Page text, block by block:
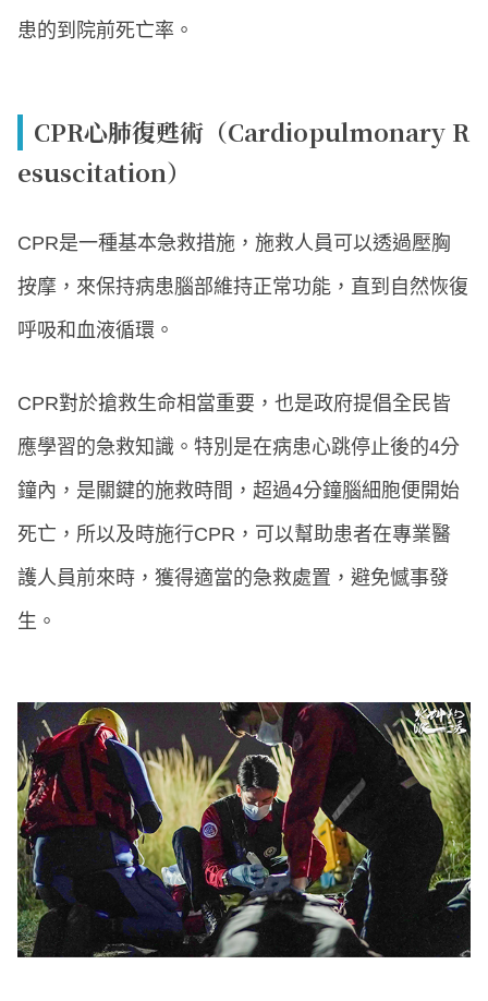
患的到院前死亡率。
CPR心肺復甦術（Cardiopulmonary R
esuscitation）
CPR是一種基本急救措施，施救人員可以透過壓胸
按摩，來保持病患腦部維持正常功能，直到自然恢復
呼吸和血液循環。
CPR對於搶救生命相當重要，也是政府提倡全民皆
應學習的急救知識。特別是在病患心跳停止後的4分
鐘內，是關鍵的施救時間，超過4分鐘腦細胞便開始
死亡，所以及時施行CPR，可以幫助患者在專業醫
護人員前來時，獲得適當的急救處置，避免憾事發
生。